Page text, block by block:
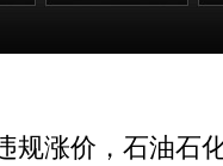
涨价，石油石